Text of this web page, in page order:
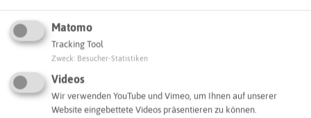
Webseite
Interaktive Karte
Matomo
Tracking Tool
Zweck Besucher-Statistiken
Videos
Wir verwenden YouTube und Vimeo, um Ihnen auf unserer
Website eingebettete Videos präsentieren zu können.